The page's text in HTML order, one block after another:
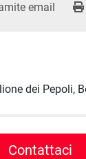
email
dei Pepoli,
Contattaci